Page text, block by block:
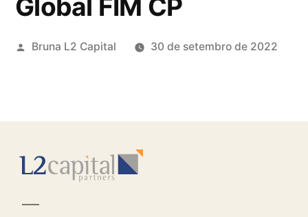
Global FIM CP
Bruna L2 Capital 30 de setembro de 2022